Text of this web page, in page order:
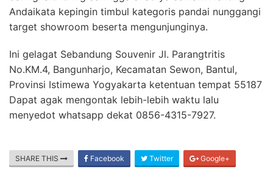
Andaikata kepingin timbul kategoris pandai nunggangi
target showroom beserta mengunjunginya.
Ini gelagat Sebandung Souvenir Jl. Parangtritis
No.KM.4, Bangunharjo, Kecamatan Sewon, Bantul,
Provinsi Istimewa Yogyakarta ketentuan tempat 55187
Dapat agak mengontak lebih-lebih waktu lalu
menyedot whatsapp dekat 0856-4315-7927.
SHARE THIS Facebook Twitter Google+